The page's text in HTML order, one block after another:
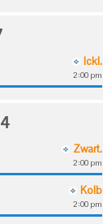
Ickl.
2:00 pm
Zwart.
2:00 pm
Kolb
2:00 pm